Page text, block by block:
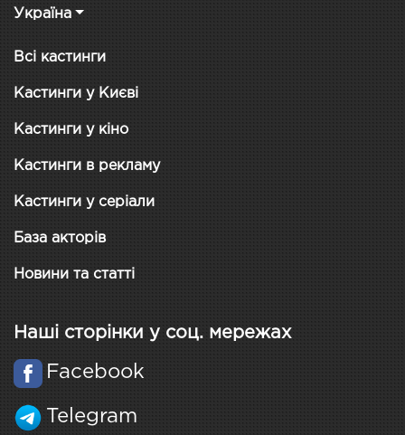
Україна
Всі кастинги
Кастинги у Києві
Кастинги у кіно
Кастинги в рекламу
Кастинги у серіали
База акторів
Новини та статті
Наші сторінки у соц. мережах
Facebook
Telegram